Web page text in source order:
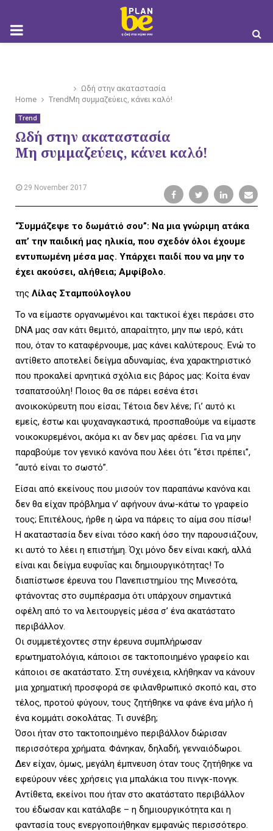
M
B
L
E
M
E
N
U
Home Trend
Ωδή στην ακαταστασία
Μη συμμαζεύεις, κάνει καλό!
Trend
Ωδή στην ακαταστασία
Μη συμμαζεύεις, κάνει καλό!
29 November 2017
“Συμμάζεψε το δωμάτιό σου”: Να μια γνώριμη ατάκα
απ’ την παιδική μας ηλικία, που σχεδόν όλοι έχουμε
εντυπωμένη μέσα μας. Υπάρχει παιδί που να μην το
έχει ακούσει, αλήθεια; Αμφίβολο.
της Λίλας Σταμπούλογλου
Το να είμαστε οργανωμένοι και τακτικοί έχει περάσει στο
DNA μας σαν κάτι θεμιτό, απαραίτητο, μην πω ιερό, κάτι
που, όταν το καταφέρνουμε, μας κάνει καλύτερους. Ενώ το
αντίθετο αποτελεί δείγμα αδυναμίας, ένα χαρακτηριστικό
που προκαλεί αρνητικά σχόλια εις βάρος μας: Κοίτα έναν
τσαπατσούλη! Ποιος θα σε πάρει εσένα έτσι
ανοικοκύρευτη που είσαι; Τέτοια δεν λένε; Γι’ αυτό κι
εμείς, έστω και ψυχαναγκαστικά, προσπαθούμε να είμαστε
νοικοκυρεμένοι, ακόμα κι αν δεν μας αρέσει. Για να μην
παραβούμε τον γενικό κανόνα που λέει ότι “έτσι πρέπει”,
“αυτό είναι το σωστό”.
Είσαι από εκείνους που μισούν τον παραπάνω κανόνα και
δεν θα είχαν πρόβλημα ν’ αφήνουν άνω-κάτω το γραφείο
τους; Επιτέλους, ήρθε η ώρα να πάρεις το αίμα σου πίσω!
Η ακαταστασία δεν είναι τόσο κακή όσο την παρουσιάζουν,
κι αυτό το λέει η επιστήμη. Όχι μόνο δεν είναι κακή, αλλά
είναι και δείγμα ευφυΐας και δημιουργικότητας! Το
διαπίστωσε έρευνα του Πανεπιστημίου της Μινεσότα,
φτάνοντας στο συμπέρασμα ότι υπάρχουν σημαντικά
οφέλη από το να λειτουργείς μέσα σ’ ένα ακατάστατο
περιβάλλον.
Οι συμμετέχοντες στην έρευνα συμπλήρωσαν
ερωτηματολόγια, κάποιοι σε τακτοποιημένο γραφείο και
κάποιοι σε ακατάστατο. Στη συνέχεια, κλήθηκαν να κάνουν
μια χρηματική προσφορά σε φιλανθρωπικό σκοπό και, στο
τέλος, προτού φύγουν, τους ζητήθηκε να φάνε ένα μήλο ή
ένα κομμάτι σοκολάτας. Τι συνέβη;
Όσοι ήταν στο τακτοποιημένο περιβάλλον δώρισαν
περισσότερα χρήματα. Φάνηκαν, δηλαδή, γενναιόδωροι.
Δεν είχαν, όμως, μεγάλη έμπνευση όταν τους ζητήθηκε να
εφεύρουν νέες χρήσεις για μπαλάκια του πινγκ-πονγκ.
Αντίθετα, εκείνοι που ήταν στο ακατάστατο περιβάλλον
του έδωσαν και κατάλαβε – η δημιουργικότητα και η
φαντασία τους ενεργοποιήθηκαν εμφανώς περισσότερο.